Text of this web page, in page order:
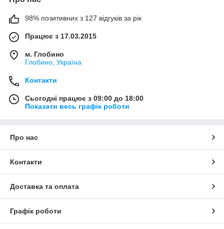
98% позитивних з 127 відгуків за рік
Працює з 17.03.2015
м. Глобино
Глобино, Україна
Контакти
Сьогодні працює з 09:00 до 18:00
Показати весь графік роботи
Про нас
Контакти
Доставка та оплата
Графік роботи